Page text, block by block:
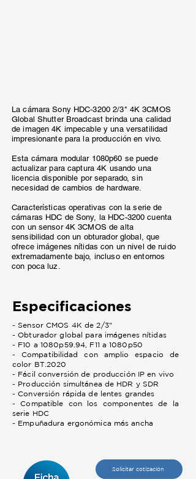
La cámara Sony HDC-3200 2/3" 4K 3CMOS
Global Shutter Broadcast brinda una calidad
de imagen 4K impecable y una versatilidad
impresionante para la producción en vivo.
Esta cámara modular 1080p60 se puede
actualizar para captura 4K usando una
licencia disponible por separado, sin
necesidad de cambios de hardware.
Características operativas con la serie de
cámaras HDC de Sony, la HDC-3200 cuenta
con un sensor 4K 3CMOS de alta
sensibilidad con un obturador global, que
ofrece imágenes nítidas con un nivel de ruido
extremadamente bajo, incluso en entornos
con poca luz.
Especificaciones
- Sensor CMOS 4K de 2/3"
- Obturador global para imágenes nítidas
- F10 a 1080p59.94, F11 a 1080p50
- Compatibilidad con amplio espacio de
color BT.2020
- Fácil conversión de producción IP en vivo
- Producción simultánea de HDR y SDR
- Conversión rápida de lentes grandes
- Compatible con los componentes de la
serie HDC
- Empuñadura ergonómica más ancha
Solicitar cotización